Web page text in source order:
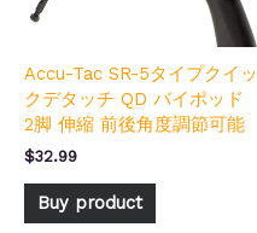
Accu-Tac SR-5タイプクイッ
クデタッチ QD バイポッド
2脚 伸縮 前後角度調節可能
$32.99
Buy product